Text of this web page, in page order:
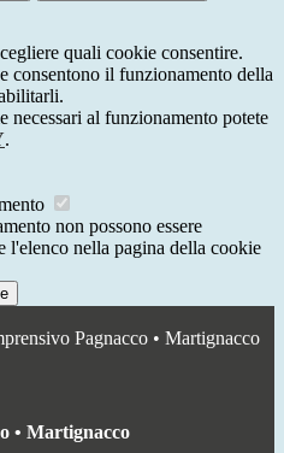
quali cookie consentire.
consentono il funzionamento della
necessari al funzionamento potete
.
non possono essere
l'elenco nella pagina della cookie
Pagnacco • Martignacco
• Martignacco